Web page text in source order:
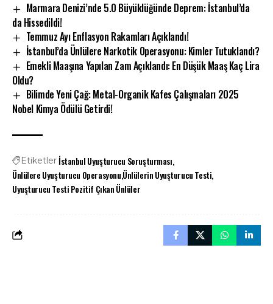
Marmara Denizi’nde 5.0 Büyüklüğünde Deprem: İstanbul’da
da Hissedildi!
Temmuz Ayı Enflasyon Rakamları Açıklandı!
İstanbul’da Ünlülere Narkotik Operasyonu: Kimler Tutuklandı?
Emekli Maaşına Yapılan Zam Açıklandı: En Düşük Maaş Kaç Lira
Oldu?
Bilimde Yeni Çağ: Metal-Organik Kafes Çalışmaları 2025
Nobel Kimya Ödülü Getirdi!
Etiketlerİstanbul Uyuşturucu Soruşturması
Ünlülere Uyuşturucu OperasyonuÜnlülerin Uyuşturucu Testi
Uyuşturucu Testi Pozitif Çıkan Ünlüler